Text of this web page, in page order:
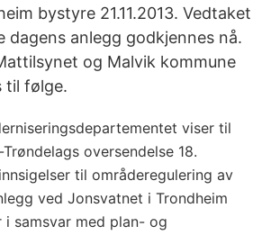
bystyre 21.11.2013. Vedtaket
anlegg godkjennes nå.
og Malvik kommune
til følge.
viser til
oversendelse 18.
til områderegulering av
ved Jonsvatnet i Trondheim
i samsvar med plan- og